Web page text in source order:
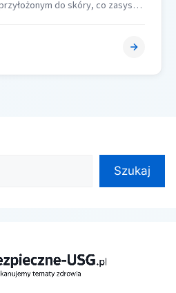
do skóry, co zasysa
Szukaj